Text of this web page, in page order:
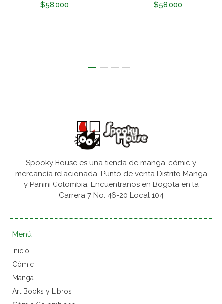
$58.000 $58.000
Spooky House es una tienda de manga, cómic y
mercancía relacionada. Punto de venta Distrito Manga
y Panini Colombia. Encuéntranos en Bogotá en la
Carrera 7 No. 46-20 Local 104
Menú
Inicio
Cómic
Manga
Art Books y Libros